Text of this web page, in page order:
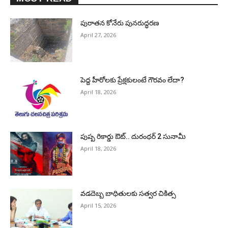
పురాత‌న కోనేరు పున‌రుద్ధ‌ర‌ణ
April 27, 2026
పెద్ద హీరోల‌కు ప్రేక్ష‌కులంటే గౌర‌వం లేదా?
April 18, 2026
పుష్ప రికార్డు ఔట్‌.. దురంధ‌ర్ 2 సునామీ
April 18, 2026
వడదెబ్బ బాధితులకు సత్వర చికిత్స
April 15, 2026